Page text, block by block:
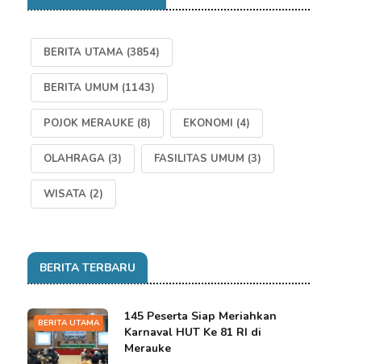
BERITA UTAMA (3854)
BERITA UMUM (1143)
POJOK MERAUKE (8) EKONOMI (4)
OLAHRAGA (3) FASILITAS UMUM (3)
WISATA (2)
BERITA TERBARU
BERITA UTAMA
145 Peserta Siap Meriahkan
Karnaval HUT Ke 81 RI di
Merauke